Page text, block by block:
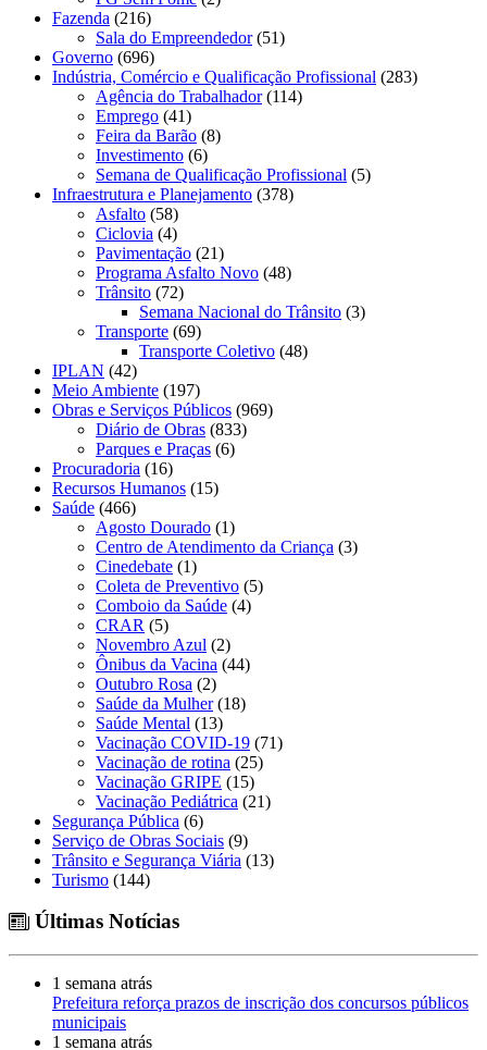
Fazenda (216)
Sala do Empreendedor(51)
Governo (696)
Indústria, Comércio e Qualificação Profissional (283)
Agência do Trabalhador(114)
Emprego (41)
Feira da Barão (8)
Investimento (6)
Semana de Qualificação Profissional (5)
Infraestrutura e Planejamento (378)
Asfalto (58)
Ciclovia (4)
Pavimentação (21)
Programa Asfalto Novo (48)
Trânsito (72)
Semana Nacional do Trânsito (3)
Transporte (69)
Transporte Coletivo (48)
IPLAN (42)
Meio Ambiente (197)
Obras e Serviços Públicos (969)
Diário de Obras (833)
Parques e Praças (6)
Procuradoria (16)
Recursos Humanos (15)
Saúde (466)
Agosto Dourado (1)
Centro de Atendimento da Criança (3)
Cinedebate (1)
Coleta de Preventivo (5)
Comboio da Saúde (4)
CRAR (5)
Novembro Azul (2)
Ônibus da Vacina (44)
Outubro Rosa (2)
Saúde da Mulher(18)
Saúde Mental (13)
Vacinação COVID-19 (71)
Vacinação de rotina (25)
Vacinação GRIPE (15)
Vacinação Pediátrica (21)
Segurança Pública (6)
Serviço de Obras Sociais (9)
Trânsito e Segurança Viária (13)
Turismo (144)
Últimas Notícias
1 semana atrás
Prefeitura reforça prazos de inscrição dos concursos públicos
municipais
1 semana atrás